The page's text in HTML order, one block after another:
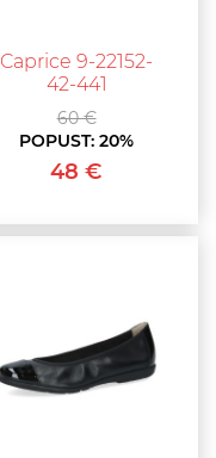
Caprice 9-22152-
42-441
60 €
POPUST:20%
48 €